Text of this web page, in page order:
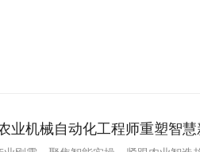
业机械自动化工程师重塑智